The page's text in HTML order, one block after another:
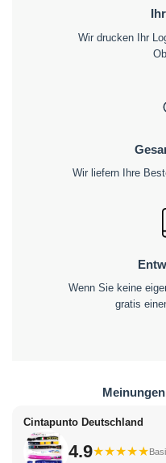
Wir drucken Ihr
Wir liefern Ihre
Wenn Sie keine
gratis
Cintapunto Deutschland
4.9★★★★★